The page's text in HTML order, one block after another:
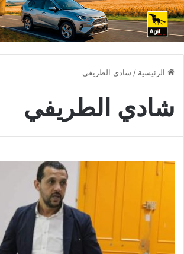
الرئيسية / شادي الطريفي
شادي الطريفي